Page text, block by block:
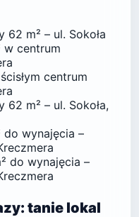
62 m² – ul. Sokoła
w centrum
centrum
m² – ul. Sokoła,
do wynajęcia –
do wynajęcia –
tanie lokal